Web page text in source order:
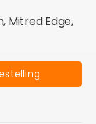
Mitred Edge,